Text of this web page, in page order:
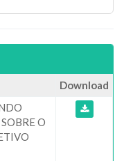
Download
O